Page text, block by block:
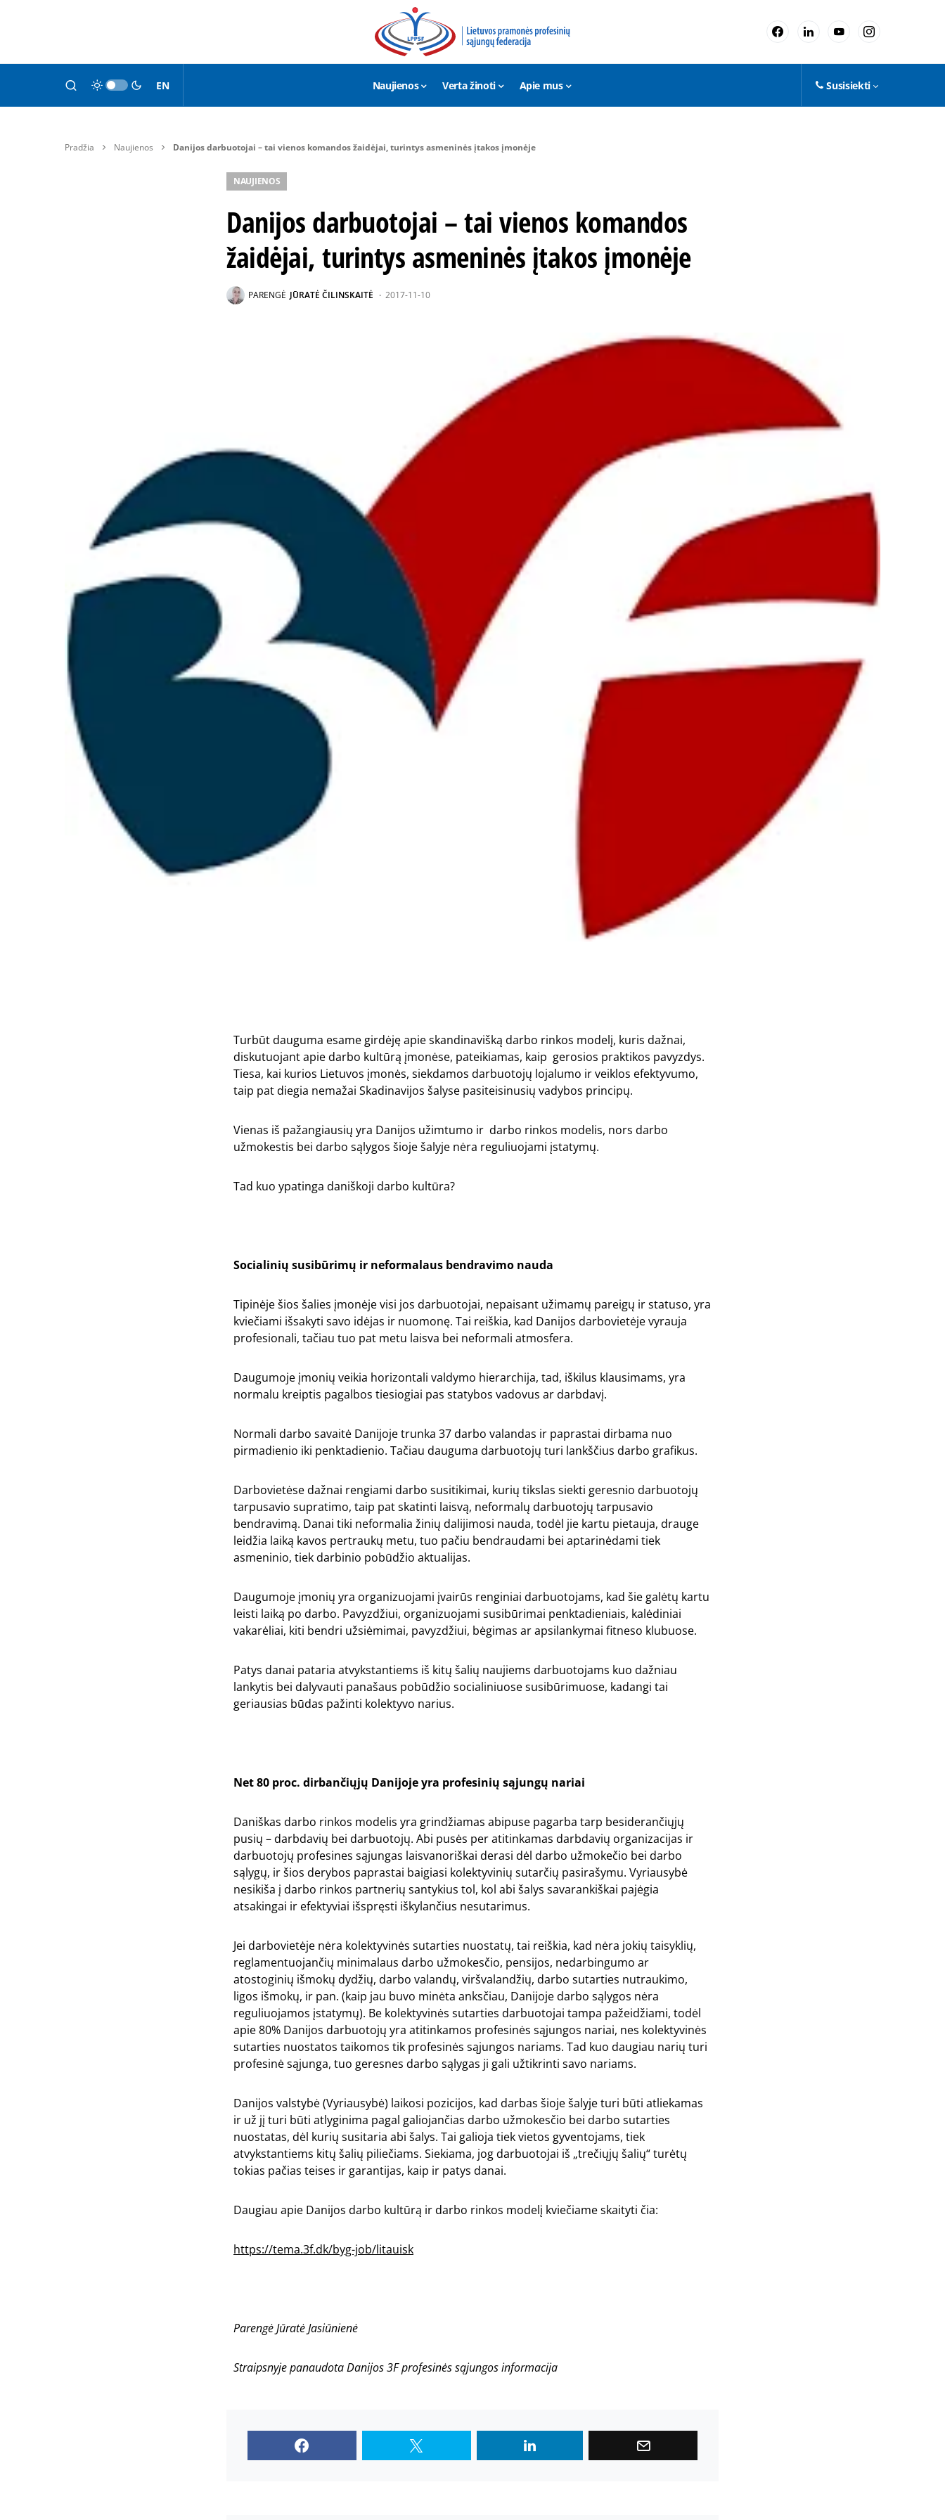
EN Naujienos Verta žinoti Apie mus Susisiekti
Pradžia Naujienos Danijos darbuotojai – tai vienos komandos žaidėjai, turintys asmeninės įtakos įmonėje
NAUJIENOS
Danijos darbuotojai – tai vienos komandos
žaidėjai, turintys asmeninės įtakos įmonėje
PARENGĖ JŪRATĖ ČILINSKAITĖ 2017-11-10
Turbūt dauguma esame girdėję apie skandinavišką darbo rinkos modelį, kuris dažnai,
diskutuojant apie darbo kultūrą įmonėse, pateikiamas, kaip gerosios praktikos pavyzdys.
Tiesa, kai kurios Lietuvos įmonės, siekdamos darbuotojų lojalumo ir veiklos efektyvumo,
taip pat diegia nemažai Skadinavijos šalyse pasiteisinusių vadybos principų.
Vienas iš pažangiausių yra Danijos užimtumo ir darbo rinkos modelis, nors darbo
užmokestis bei darbo sąlygos šioje šalyje nėra reguliuojami įstatymų.
Tad kuo ypatinga daniškoji darbo kultūra?
Socialinių susibūrimų ir neformalaus bendravimo nauda
Tipinėje šios šalies įmonėje visi jos darbuotojai, nepaisant užimamų pareigų ir statuso, yra
kviečiami išsakyti savo idėjas ir nuomonę. Tai reiškia, kad Danijos darbovietėje vyrauja
profesionali, tačiau tuo pat metu laisva bei neformali atmosfera.
Daugumoje įmonių veikia horizontali valdymo hierarchija, tad, iškilus klausimams, yra
normalu kreiptis pagalbos tiesiogiai pas statybos vadovus ar darbdavį.
Normali darbo savaitė Danijoje trunka 37 darbo valandas ir paprastai dirbama nuo
pirmadienio iki penktadienio. Tačiau dauguma darbuotojų turi lankščius darbo grafikus.
Darbovietėse dažnai rengiami darbo susitikimai, kurių tikslas siekti geresnio darbuotojų
tarpusavio supratimo, taip pat skatinti laisvą, neformalų darbuotojų tarpusavio
bendravimą. Danai tiki neformalia žinių dalijimosi nauda, todėl jie kartu pietauja, drauge
leidžia laiką kavos pertraukų metu, tuo pačiu bendraudami bei aptarinėdami tiek
asmeninio, tiek darbinio pobūdžio aktualijas.
Daugumoje įmonių yra organizuojami įvairūs renginiai darbuotojams, kad šie galėtų kartu
leisti laiką po darbo. Pavyzdžiui, organizuojami susibūrimai penktadieniais, kalėdiniai
vakarėliai, kiti bendri užsiėmimai, pavyzdžiui, bėgimas ar apsilankymai fitneso klubuose.
Patys danai pataria atvykstantiems iš kitų šalių naujiems darbuotojams kuo dažniau
lankytis bei dalyvauti panašaus pobūdžio socialiniuose susibūrimuose, kadangi tai
geriausias būdas pažinti kolektyvo narius.
Net 80 proc. dirbančiųjų Danijoje yra profesinių sąjungų nariai
Daniškas darbo rinkos modelis yra grindžiamas abipuse pagarba tarp besiderančiųjų
pusių – darbdavių bei darbuotojų. Abi pusės per atitinkamas darbdavių organizacijas ir
darbuotojų profesines sąjungas laisvanoriškai derasi dėl darbo užmokečio bei darbo
sąlygų, ir šios derybos paprastai baigiasi kolektyvinių sutarčių pasirašymu. Vyriausybė
nesikiša į darbo rinkos partnerių santykius tol, kol abi šalys savarankiškai pajėgia
atsakingai ir efektyviai išspręsti iškylančius nesutarimus.
Jei darbovietėje nėra kolektyvinės sutarties nuostatų, tai reiškia, kad nėra jokių taisyklių,
reglamentuojančių minimalaus darbo užmokesčio, pensijos, nedarbingumo ar
atostoginių išmokų dydžių, darbo valandų, viršvalandžių, darbo sutarties nutraukimo,
ligos išmokų, ir pan. (kaip jau buvo minėta anksčiau, Danijoje darbo sąlygos nėra
reguliuojamos įstatymų). Be kolektyvinės sutarties darbuotojai tampa pažeidžiami, todėl
apie 80% Danijos darbuotojų yra atitinkamos profesinės sąjungos nariai, nes kolektyvinės
sutarties nuostatos taikomos tik profesinės sąjungos nariams. Tad kuo daugiau narių turi
profesinė sąjunga, tuo geresnes darbo sąlygas ji gali užtikrinti savo nariams.
Danijos valstybė (Vyriausybė) laikosi pozicijos, kad darbas šioje šalyje turi būti atliekamas
ir už jį turi būti atlyginima pagal galiojančias darbo užmokesčio bei darbo sutarties
nuostatas, dėl kurių susitaria abi šalys. Tai galioja tiek vietos gyventojams, tiek
atvykstantiems kitų šalių piliečiams. Siekiama, jog darbuotojai iš „trečiųjų šalių“ turėtų
tokias pačias teises ir garantijas, kaip ir patys danai.
Daugiau apie Danijos darbo kultūrą ir darbo rinkos modelį kviečiame skaityti čia:
https://tema.3f.dk/byg-job/litauisk
Parengė Jūratė Jasiūnienė
Straipsnyje panaudota Danijos 3F profesinės sąjungos informacija